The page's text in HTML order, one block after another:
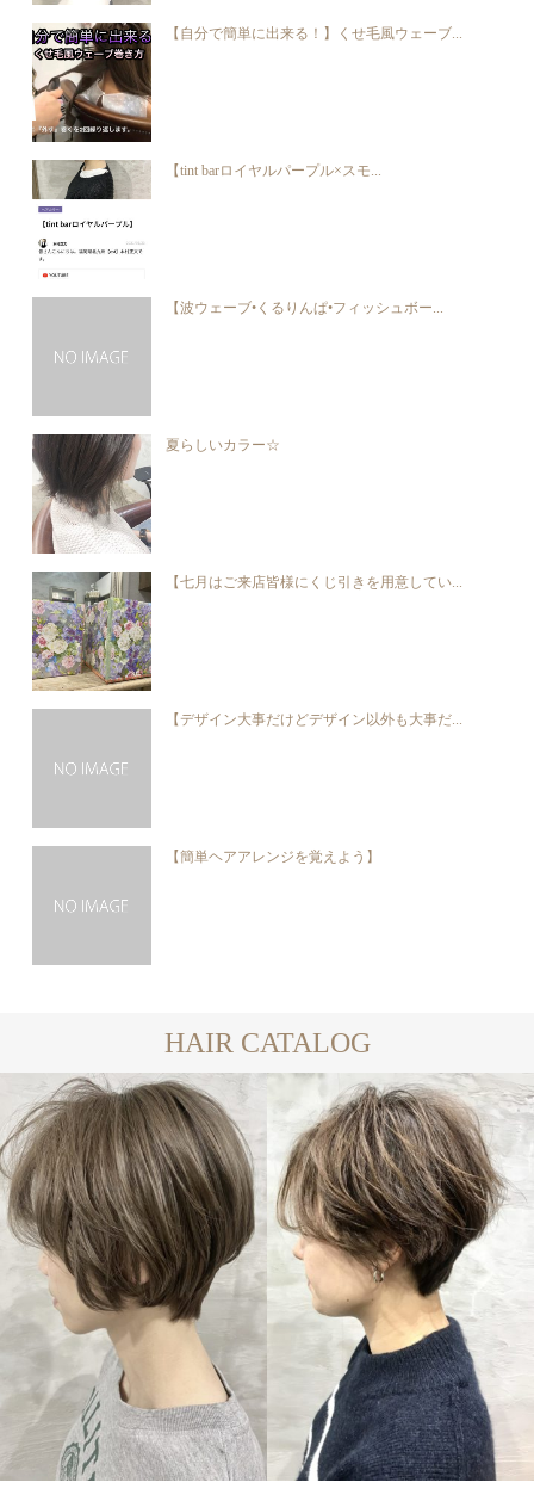
【自分で簡単に出来る！】くせ毛風ウェーブ...
【tint barロイヤルパープル×スモ...
【波ウェーブ•くるりんぱ•フィッシュボー...
夏らしいカラー☆
【七月はご来店皆様にくじ引きを用意してい...
【デザイン大事だけどデザイン以外も大事だ...
【簡単ヘアアレンジを覚えよう】
HAIR CATALOG
SHORT